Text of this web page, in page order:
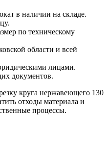
в наличии на складе.
по техническому
области и всей
лицами.
документов.
круга нержавеющего 130
отходы материала и
процессы.